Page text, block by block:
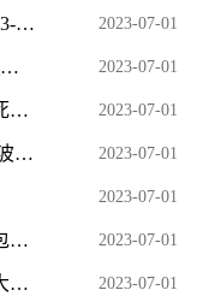
吉林省延边朝鲜族自治州珲春市2023-06-22 07:53发布其它气象灾害黄色预警_天天热议 2023-07-01
即时：刘心武解读红楼梦全部版本_红楼梦抚慰了我的灵魂 2023-07-01
快消息！男子驾车反复碾压女子致死原因：案发前因离婚和财产激烈争吵！ 2023-07-01
般若波罗蜜多心经原文注音版 般若波罗蜜多心经注解 2023-07-01
2023-07-01
英雄连地图包怎么用（英雄连地图包） 当前滚动 2023-07-01
中美上半年电影票房旗鼓相当，两大电影市场开启更激烈下半年 时讯 2023-07-01